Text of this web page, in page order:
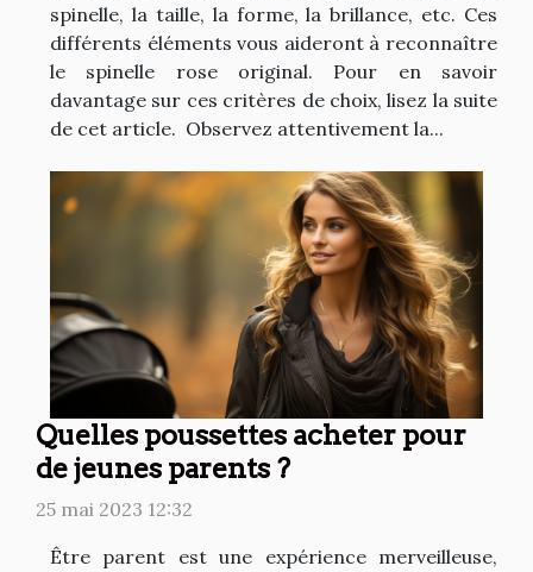
spinelle, la taille, la forme, la brillance, etc. Ces
différents éléments vous aideront à reconnaître
le spinelle rose original. Pour en savoir
davantage sur ces critères de choix, lisez la suite
de cet article. Observez attentivement la...
Quelles poussettes acheter pour
de jeunes parents ?
25 mai 2023 12:32
Être parent est une expérience merveilleuse,